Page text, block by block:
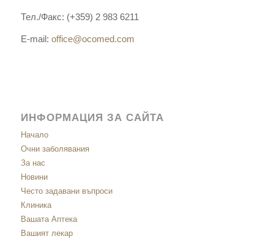
Тел./Факс: (+359) 2 983 6211
E-mail: office@ocomed.com
ИНФОРМАЦИЯ ЗА САЙТА
Начало
Очни заболявания
За нас
Новини
Често задавани въпроси
Клиника
Вашата Аптека
Вашият лекар